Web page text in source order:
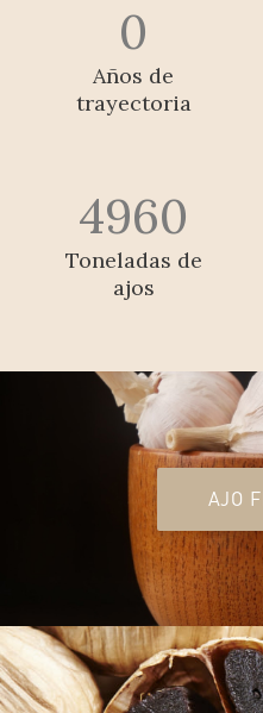
0
Años de
trayectoria
4960
Toneladas de
ajos
AJO